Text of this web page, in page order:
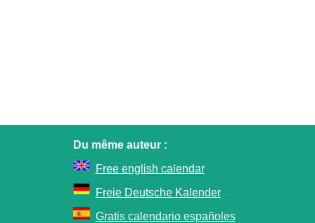
Du même auteur :
Free english calendar
Freie Deutsche Kalender
Gratis calendario españoles